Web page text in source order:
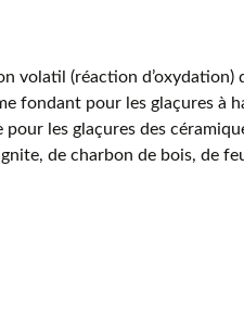
Associations et
céramiques
Musées européens de
volatil (réaction d’oxydation)
fondant pour les glaçures à
les glaçures des
de charbon de bois, de